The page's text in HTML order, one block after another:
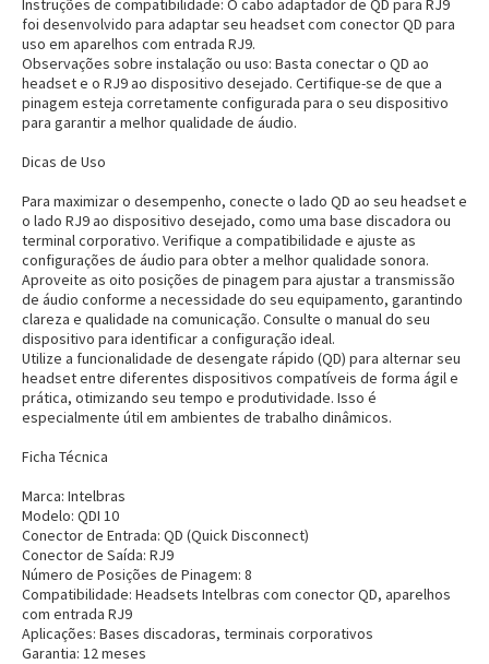
Entrega Flash
Cartão de crédito
Entendi
Pagamento via Pix
Retire na Loja
foi desenvolvido para adaptar seu headset com conector QD para
uso em aparelhos com entrada RJ9.
Observações sobre instalação ou uso: Basta conectar o QD ao
headset e o RJ9 ao dispositivo desejado. Certifique-se de que a
pinagem esteja corretamente configurada para o seu dispositivo
para garantir a melhor qualidade de áudio.
Dicas de Uso
Para maximizar o desempenho, conecte o lado QD ao seu headset e
o lado RJ9 ao dispositivo desejado, como uma base discadora ou
terminal corporativo. Verifique a compatibilidade e ajuste as
configurações de áudio para obter a melhor qualidade sonora.
Aproveite as oito posições de pinagem para ajustar a transmissão
de áudio conforme a necessidade do seu equipamento, garantindo
clareza e qualidade na comunicação. Consulte o manual do seu
dispositivo para identificar a configuração ideal.
Utilize a funcionalidade de desengate rápido (QD) para alternar seu
headset entre diferentes dispositivos compatíveis de forma ágil e
prática, otimizando seu tempo e produtividade. Isso é
especialmente útil em ambientes de trabalho dinâmicos.
Ficha Técnica
Marca: Intelbras
Modelo: QDI 10
Conector de Entrada: QD (Quick Disconnect)
Conector de Saída: RJ9
Número de Posições de Pinagem: 8
Compatibilidade: Headsets Intelbras com conector QD, aparelhos
com entrada RJ9
Aplicações: Bases discadoras, terminais corporativos
Garantia: 12 meses